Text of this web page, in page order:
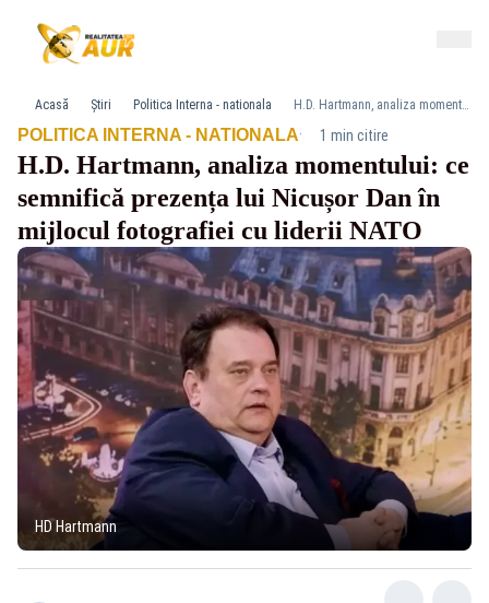
Acasă Știri Politica Interna - nationala H.D. Hartmann, analiza momentului: ce semnifică prezența lui Nicușor Dan în mijlocul fotografiei cu liderii NATO
POLITICA INTERNA - NATIONALA· 1 min citire
H.D. Hartmann, analiza momentului: ce
semnifică prezența lui Nicușor Dan în
mijlocul fotografiei cu liderii NATO
HD Hartmann